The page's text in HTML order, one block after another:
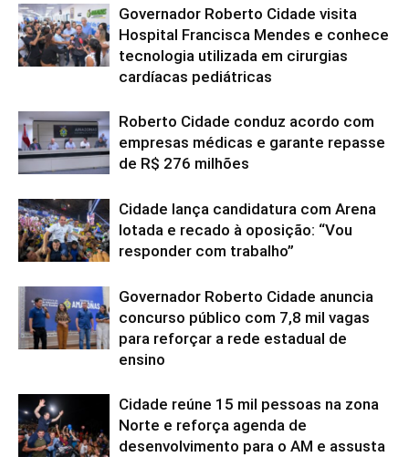
Governador Roberto Cidade visita
Hospital Francisca Mendes e conhece
tecnologia utilizada em cirurgias
cardíacas pediátricas
Roberto Cidade conduz acordo com
empresas médicas e garante repasse
de R$ 276 milhões
Cidade lança candidatura com Arena
lotada e recado à oposição: “Vou
responder com trabalho”
Governador Roberto Cidade anuncia
concurso público com 7,8 mil vagas
para reforçar a rede estadual de
ensino
Cidade reúne 15 mil pessoas na zona
Norte e reforça agenda de
desenvolvimento para o AM e assusta